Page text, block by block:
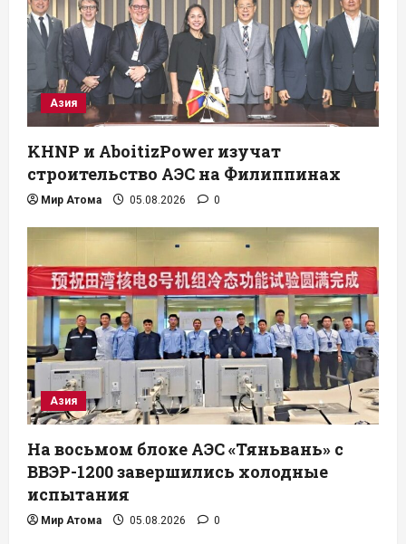
Азия
KHNP и AboitizPower изучат
строительство АЭС на Филиппинах
Мир Атома 05.08.2026 0
Азия
На восьмом блоке АЭС «Тяньвань» с
ВВЭР-1200 завершились холодные
испытания
Мир Атома 05.08.2026 0